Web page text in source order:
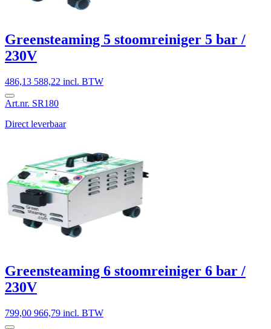
Greensteaming 5 stoomreiniger 5 bar /
230V
486,13 588,22 incl. BTW
Art.nr. SR180
Direct leverbaar
Greensteaming 6 stoomreiniger 6 bar /
230V
799,00 966,79 incl. BTW